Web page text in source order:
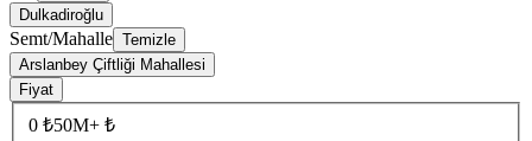
Dulkadiroğlu
Semt/Mahalle Temizle
Arslanbey Çiftliği Mahallesi
Fiyat
0 ₺50M+ ₺